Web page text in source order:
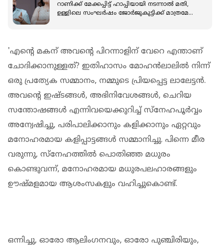
റാണിക്ക് മേക്കപ്പിട്ട് ഹാപ്പിയായി നടന്നാല്‍ മതി,
ഉള്ളിലെ സംഘര്‍ഷം ജോര്‍ജുകുട്ടിക്ക് മാത്രമേ
'എന്റെ മകന് അവന്റെ പിറന്നാളിന് വേറെ എന്താണ്
ചോദിക്കാനുള്ളത്? ഇതിഹാസം മോഹൻലാലിൽ നിന്ന്
ഒരു പ്രത്യേക സമ്മാനം, നമ്മുടെ പ്രിയപ്പെട്ട ലാലേട്ടൻ.
അവന്റെ ഇഷ്ടങ്ങൾ, അഭിനിവേശങ്ങൾ, ചെറിയ
സന്തോഷങ്ങൾ എന്നിവയെക്കുറിച്ച് സ്നേഹപൂർവ്വം
അന്വേഷിച്ചു, പരിപാലിക്കാനും കളിക്കാനും ഏറ്റവും
മനോഹരമായ കളിപ്പാട്ടങ്ങൾ സമ്മാനിച്ചു. പിന്നെ മീര
വരുന്നു, സ്നേഹത്തിൽ പൊതിഞ്ഞ മധുരം
കൊണ്ടുവന്ന്, മനോഹരമായ മധുരപലഹാരങ്ങളും
ഊഷ്മളമായ ആശംസകളും വഹിച്ചുകൊണ്ട്.
ഒന്നിച്ചു, ഓരോ ആലിംഗനവും, ഓരോ പുഞ്ചിരിയും,